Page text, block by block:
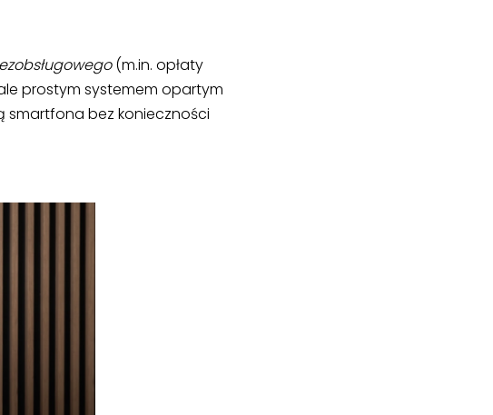
(m.in. opłaty
prostym systemem opartym
smartfona bez konieczności